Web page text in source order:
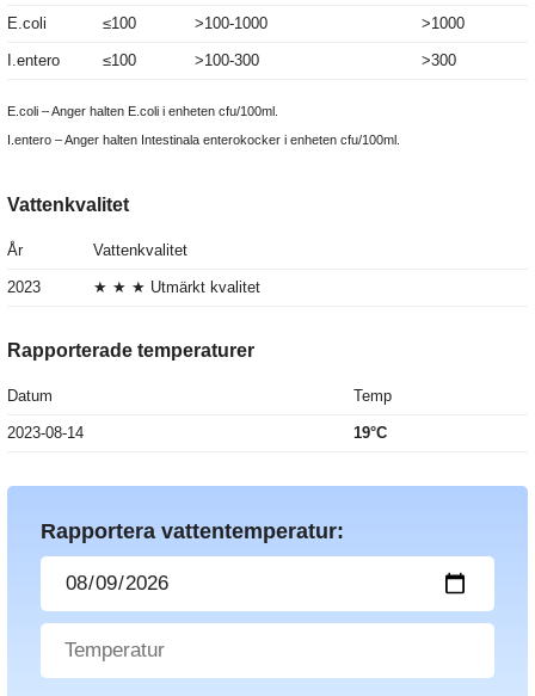
E.coli ≤100 >100-1000 >1000
I.entero ≤100 >100-300 >300
E.coli – Anger halten E.coli i enheten cfu/100ml.
I.entero – Anger halten Intestinala enterokocker i enheten cfu/100ml.
Vattenkvalitet
År Vattenkvalitet
2023 ★ ★ ★ Utmärkt kvalitet
Rapporterade temperaturer
Datum Temp
2023-08-14 19°C
Rapportera vattentemperatur: